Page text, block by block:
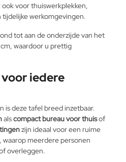
voor thuiswerkplekken,
werkomgevingen.
tot aan de onderzijde van het
waardoor u prettig
iedere
is deze tafel breed inzetbaar.
alscompact bureau voor thuisof
zijn ideaal voor een ruime
meerdere personen
overleggen.